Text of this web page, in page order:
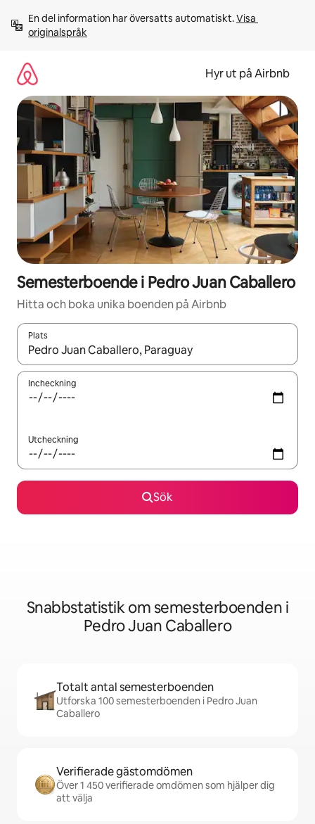
innehåll
En del information har översatts automatiskt. Visa
originalspråk
Hyr ut på Airbnb
Semesterboende i Pedro Juan Caballero
Hitta och boka unika boenden på Airbnb
Plats
När resultaten är tillgängliga kan du navigera med upp- och
Incheckning
Utcheckning
Sök
Snabbstatistik om semesterboenden i
Pedro Juan Caballero
Totalt antal semesterboenden
Utforska 100 semesterboenden i Pedro Juan
Caballero
Verifierade gästomdömen
Över 1 450 verifierade omdömen som hjälper dig
att välja